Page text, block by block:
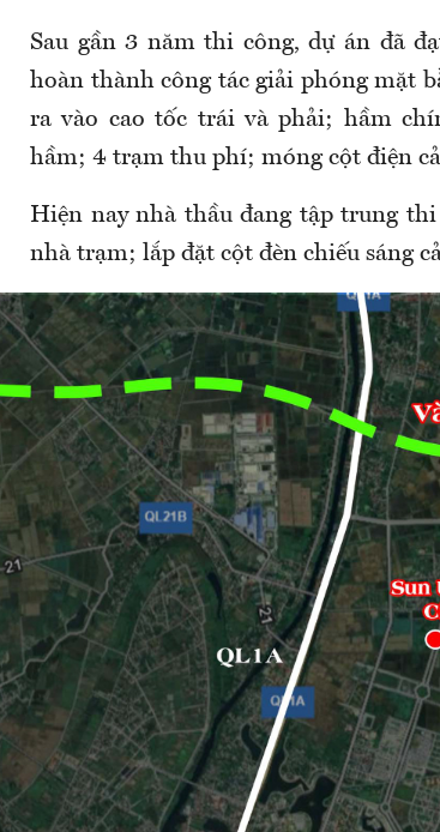
Sau gần 3 năm thi công, dự án đã
hoàn thành công tác giải phóng mặt
ra vào cao tốc trái và phải; hầm
hầm; 4 trạm thu phí; móng cột điện
Hiện nay nhà thầu đang tập trung
nhà trạm; lắp đặt cột đèn chiếu sáng